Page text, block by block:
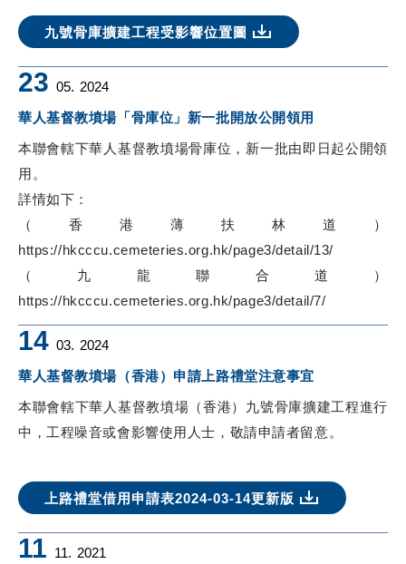
九號骨庫擴建工程受影響位置圖
23 05. 2024
華人基督教墳場「骨庫位」新一批開放公開領用
本聯會轄下華人基督教墳場骨庫位，新一批由即日起公開領
用。
詳情如下：
（香港薄扶林道）
https://hkcccu.cemeteries.org.hk/page3/detail/13/
（九龍聯合道）
https://hkcccu.cemeteries.org.hk/page3/detail/7/
14 03. 2024
華人基督教墳場（香港）申請上路禮堂注意事宜
本聯會轄下華人基督教墳場（香港）九號骨庫擴建工程進行
中，工程噪音或會影響使用人士，敬請申請者留意。
上路禮堂借用申請表2024-03-14更新版
11 11. 2021